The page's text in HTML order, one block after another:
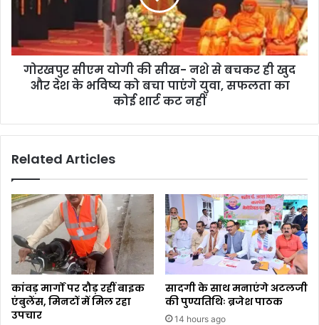
गोरखपुर सीएम योगी की सीख- नशे से बचकर ही खुद
और देश के भविष्य को बचा पाएंगे युवा, सफलता का
कोई शार्ट कट नहीं
Related Articles
कांवड़ मार्गों पर दौड़ रहीं बाइक
एंबुलेंस, मिनटों में मिल रहा
उपचार
सादगी के साथ मनाएंगे अटलजी
की पुण्यतिथिः ब्रजेश पाठक
14 hours ago